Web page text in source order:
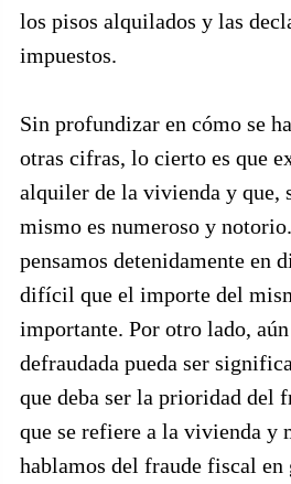
los pisos alquilados y las
impuestos.
Sin profundizar en cómo se
otras cifras, lo cierto es que
alquiler de la vivienda y que,
mismo es numeroso y
pensamos detenidamente en
difícil que el importe del
importante. Por otro lado,
defraudada pueda ser
que deba ser la prioridad del
que se refiere a la vivienda y
hablamos del fraude fiscal en